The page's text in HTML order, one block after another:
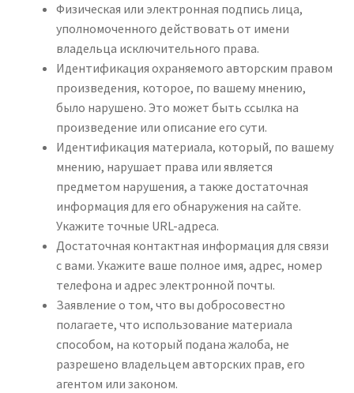
Физическая или электронная подпись лица,
уполномоченного действовать от имени
владельца исключительного права.
Идентификация охраняемого авторским правом
произведения, которое, по вашему мнению,
было нарушено. Это может быть ссылка на
произведение или описание его сути.
Идентификация материала, который, по вашему
мнению, нарушает права или является
предметом нарушения, а также достаточная
информация для его обнаружения на сайте.
Укажите точные URL-адреса.
Достаточная контактная информация для связи
с вами. Укажите ваше полное имя, адрес, номер
телефона и адрес электронной почты.
Заявление о том, что вы добросовестно
полагаете, что использование материала
способом, на который подана жалоба, не
разрешено владельцем авторских прав, его
агентом или законом.